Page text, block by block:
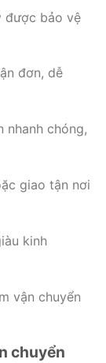
được bảo vệ
đơn, dễ
nhanh chóng,
giao tận nơi
kinh
vận chuyển
chuyển